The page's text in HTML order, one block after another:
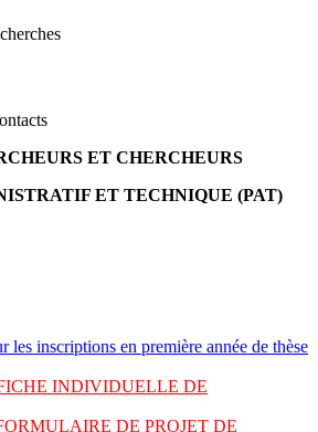
ET CHERCHEURS
ET TECHNIQUE (PAT)
les inscriptions en première année de thèse
INDIVIDUELLE DE
DE PROJET DE